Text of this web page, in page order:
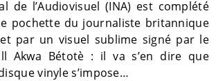
de l’Audiovisuel (INA) est complété
pochette du journaliste britannique
et par un visuel sublime signé par le
Akwa Bétotè : il va s’en dire que
vinyle s’impose…